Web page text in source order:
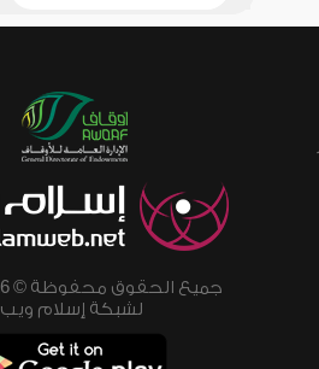
لشبكة إسلام ويب